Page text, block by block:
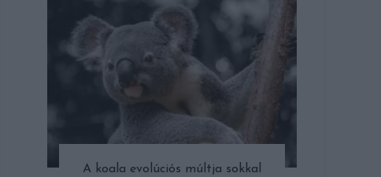
A koala evolúciós múltja sokkal